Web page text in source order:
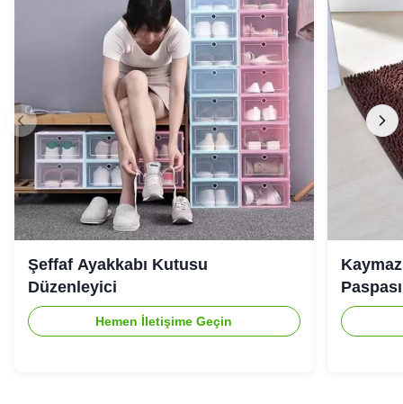
Şeffaf Ayakkabı Kutusu
Düzenleyici
Hemen İletişime Geçin